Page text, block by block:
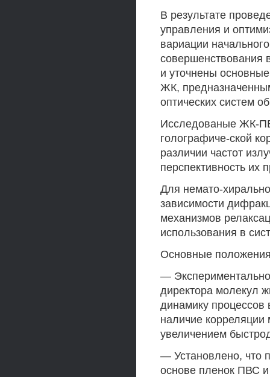
В результате
управления и
вариации
и уточнены
ЖК,
оптических систем
Исследованые ЖК-
голографиче-ской
различии частот
перспективность их
Для немато-
зависимости
механизмов
использования в
Основные
—
директора молекул
динамику
наличие
увеличением
— Установлено, что
основе пленок ПВС